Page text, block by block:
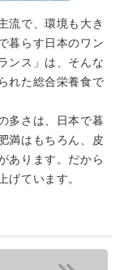
流で、環境も大き
暮らす日本のワン
ンス」は、そんな
れた総合栄養食で
多さは、日本で暮
満はもちろん、皮
あります。だから
げています。